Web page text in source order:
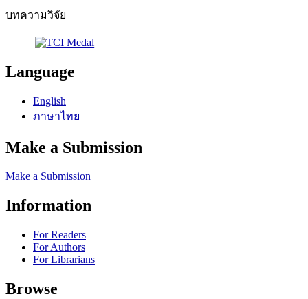
บทความวิจัย
Language
English
ภาษาไทย
Make a Submission
Make a Submission
Information
For Readers
For Authors
For Librarians
Browse